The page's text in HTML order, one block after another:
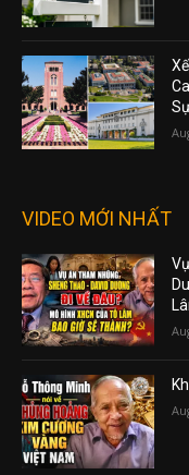
VIDEO MỚI NHẤT